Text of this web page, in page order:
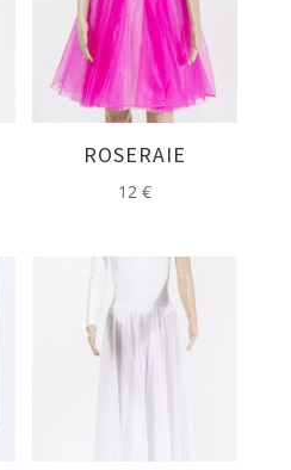
ROSERAIE
12€